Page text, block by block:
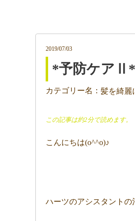
2019/07/03
*予防ケアⅡ*
カテゴリー名： 髪を綺麗
この記事は約2分で読めます。
こんにちは(o^^o)♪
ハーツのアシスタント